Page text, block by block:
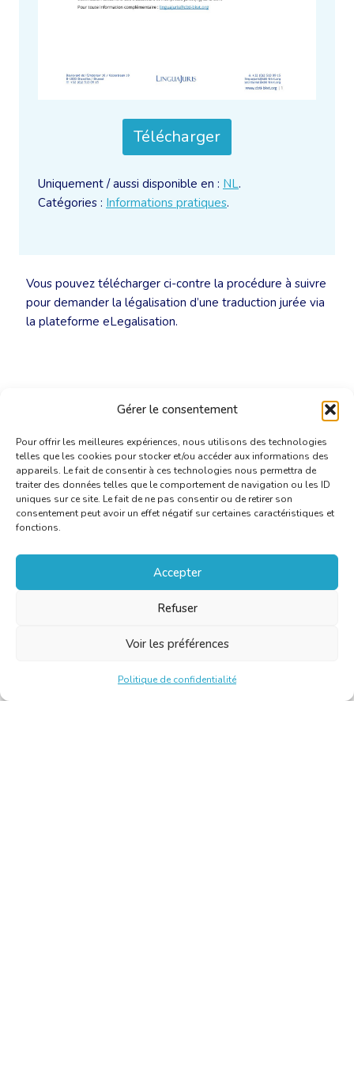
Gérer le consentement
Pour offrir les meilleures expériences, nous utilisons des technologies
telles que les cookies pour stocker et/ou accéder aux informations des
appareils. Le fait de consentir à ces technologies nous permettra de
traiter des données telles que le comportement de navigation ou les ID
uniques sur ce site. Le fait de ne pas consentir ou de retirer son
consentement peut avoir un effet négatif sur certaines caractéristiques et
fonctions.
Accepter
Refuser
Voir les préférences
Politique de confidentialité
Vous pouvez télécharger ci-contre la procédure à suivre
pour demander la légalisation d’une traduction jurée via
la plateforme eLegalisation.
Télécharger
Uniquement / aussi disponible en : NL.
Catégories : Informations pratiques.